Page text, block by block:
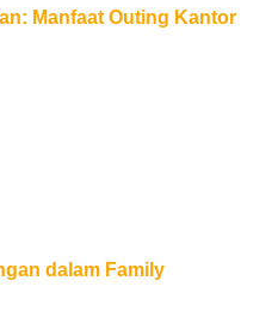
Manfaat Outing Kantor
dalam Family